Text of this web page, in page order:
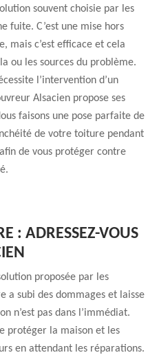
souvent choisie par les
fuite. C’est une mise hors
mais c’est efficace et cela
ou les sources du problème.
l’intervention d’un
Alsacien propose ses
faisons une pose parfaite de
de votre toiture pendant
de vous protéger contre
: ADRESSEZ-VOUS
proposée par les
a subi des dommages et laisse
n’est pas dans l’immédiat.
protéger la maison et les
en attendant les réparations.